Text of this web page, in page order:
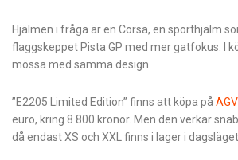
Hjälmen i fråga är en Corsa, en sporthjälm
flaggskeppet Pista GP med mer gatfokus. I
mössa med samma design.
”E2205 Limited Edition” finns att köpa på
euro, kring 8 800 kronor. Men den verkar
då endast XS och XXL finns i lager i